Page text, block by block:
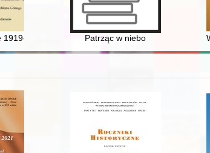
1919-1921 w historiografii niemieckiej dzisiaj
Patrząc w niebo